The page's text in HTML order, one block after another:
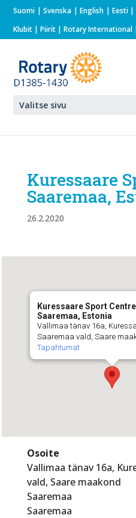
Suomi Svenska English
Eesti
Klubit |Piirit |Rotary International
Valitse sivu
Kuressaare
Saaremaa,
26.2.2020
Kuressaare Sport
Saaremaa, Estonia
Vallimaa tänav 16a,
Saaremaa vald, Saare
Tapahtumat
Osoite
Vallimaa tänav 16a,
vald, Saare maakond
Saaremaa
Saaremaa